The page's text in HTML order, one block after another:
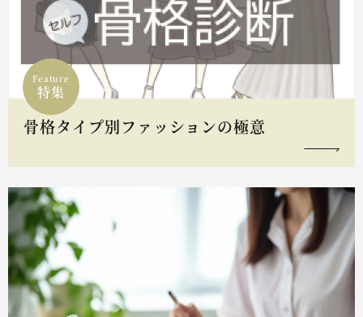
Feature
特集
骨格タイプ別ファッションの極意